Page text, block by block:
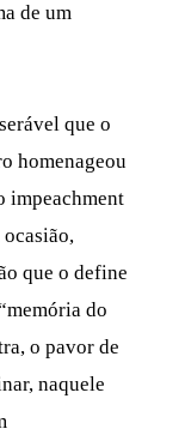
de um
que o
homenageou
impeachment
que o define
do
o pavor de
naquele